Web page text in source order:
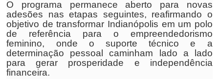
O programa permanece aberto para novas
adesões nas etapas seguintes, reafirmando o
objetivo de transformar Indianópolis em um polo
de referência para o empreendedorismo
feminino, onde o suporte técnico e a
determinação pessoal caminham lado a lado
para gerar prosperidade e independência
financeira.